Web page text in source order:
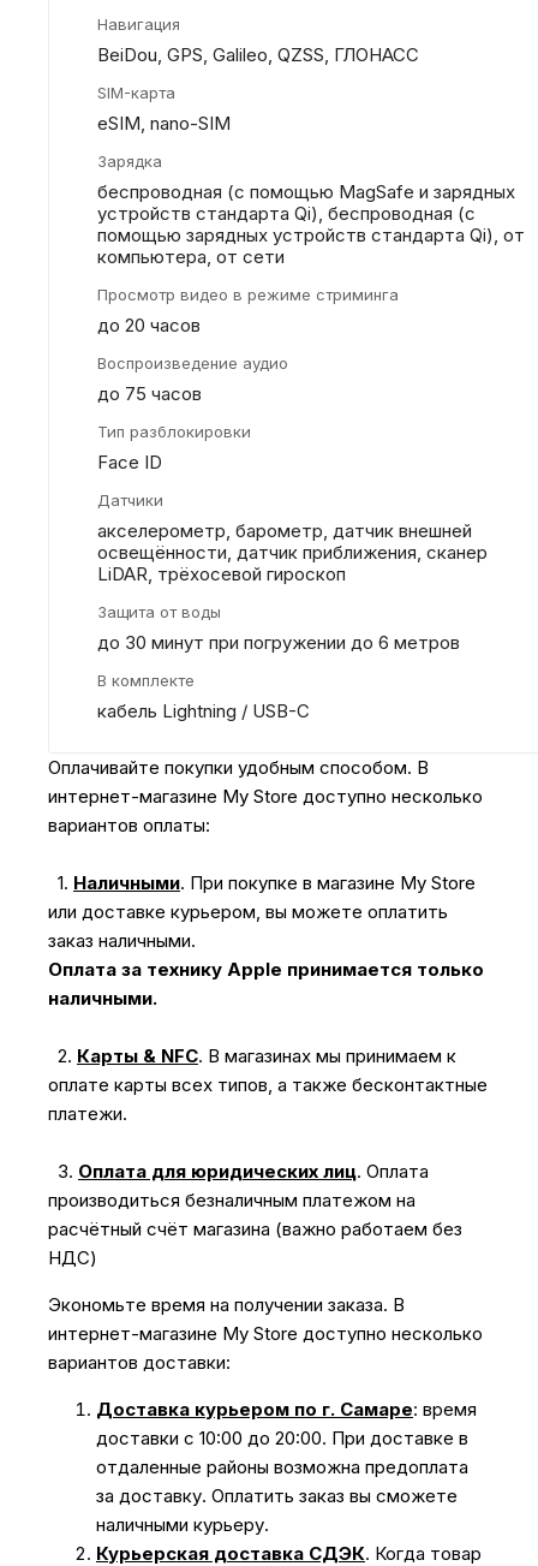
Навигация
BeiDou, GPS, Galileo, QZSS, ГЛОНАСС
SIM-карта
eSIM, nano-SIM
Зарядка
беспроводная (с помощью MagSafe и зарядных
устройств стандарта Qi), беспроводная (с
помощью зарядных устройств стандарта Qi), от
компьютера, от сети
Просмотр видео в режиме стриминга
до 20 часов
Воспроизведение аудио
до 75 часов
Тип разблокировки
Face ID
Датчики
акселерометр, барометр, датчик внешней
освещённости, датчик приближения, сканер
LiDAR, трёхосевой гироскоп
Защита от воды
до 30 минут при погружении до 6 метров
В комплекте
кабель Lightning / USB-C
Оплачивайте покупки удобным способом. В
интернет-магазине My Store доступно несколько
вариантов оплаты:
1. Наличными. При покупке в магазине My Store
или доставке курьером, вы можете оплатить
заказ наличными.
Оплата за технику Apple принимается только
наличными.
2. Карты & NFC. В магазинах мы принимаем к
оплате карты всех типов, а также бесконтактные
платежи.
3. Оплата для юридических лиц. Оплата
производиться безналичным платежом на
расчётный счёт магазина (важно работаем без
НДС)
Экономьте время на получении заказа. В
интернет-магазине My Store доступно несколько
вариантов доставки:
Доставка курьером по г. Самаре: время
доставки с 10:00 до 20:00. При доставке в
отдаленные районы возможна предоплата
за доставку. Оплатить заказ вы сможете
наличными курьеру.
Курьерская доставка СДЭК. Когда товар